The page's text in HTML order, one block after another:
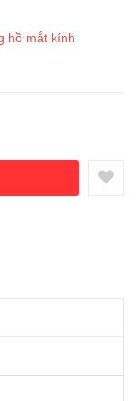
hồ mắt kính